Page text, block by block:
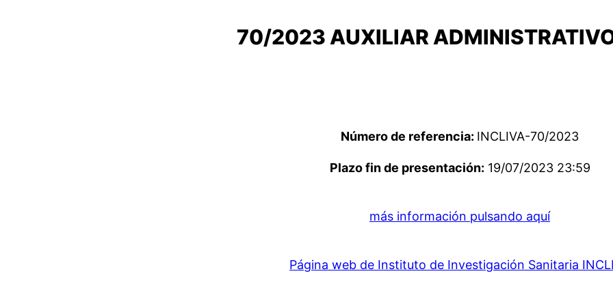
70/2023 AUXILIAR
Número de referencia: INCLIVA-70/2023
Plazo fin de presentación: 19/07/2023 23:59
más información pulsando aquí
Página web de Instituto de Investigación Sanitaria